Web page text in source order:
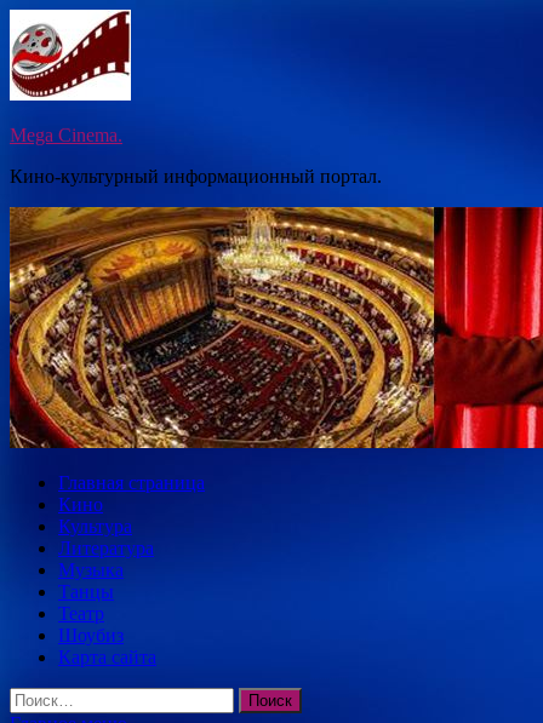
Перейти
к
содержимому
Mega Cinema.
Кино-культурный информационный портал.
Главная страница
Кино
Культура
Литература
Музыка
Танцы
Театр
Шоубиз
Карта сайта
Найти: